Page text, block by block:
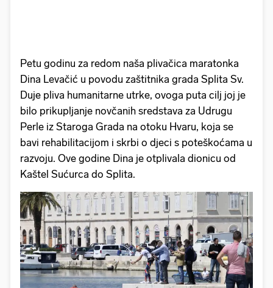
Petu godinu za redom naša plivačica maratonka
Dina Levačić u povodu zaštitnika grada Splita Sv.
Duje pliva humanitarne utrke, ovoga puta cilj joj je
bilo prikupljanje novčanih sredstava za Udrugu
Perle iz Staroga Grada na otoku Hvaru, koja se
bavi rehabilitacijom i skrbi o djeci s poteškoćama u
razvoju. Ove godine Dina je otplivala dionicu od
Kaštel Sućurca do Splita.